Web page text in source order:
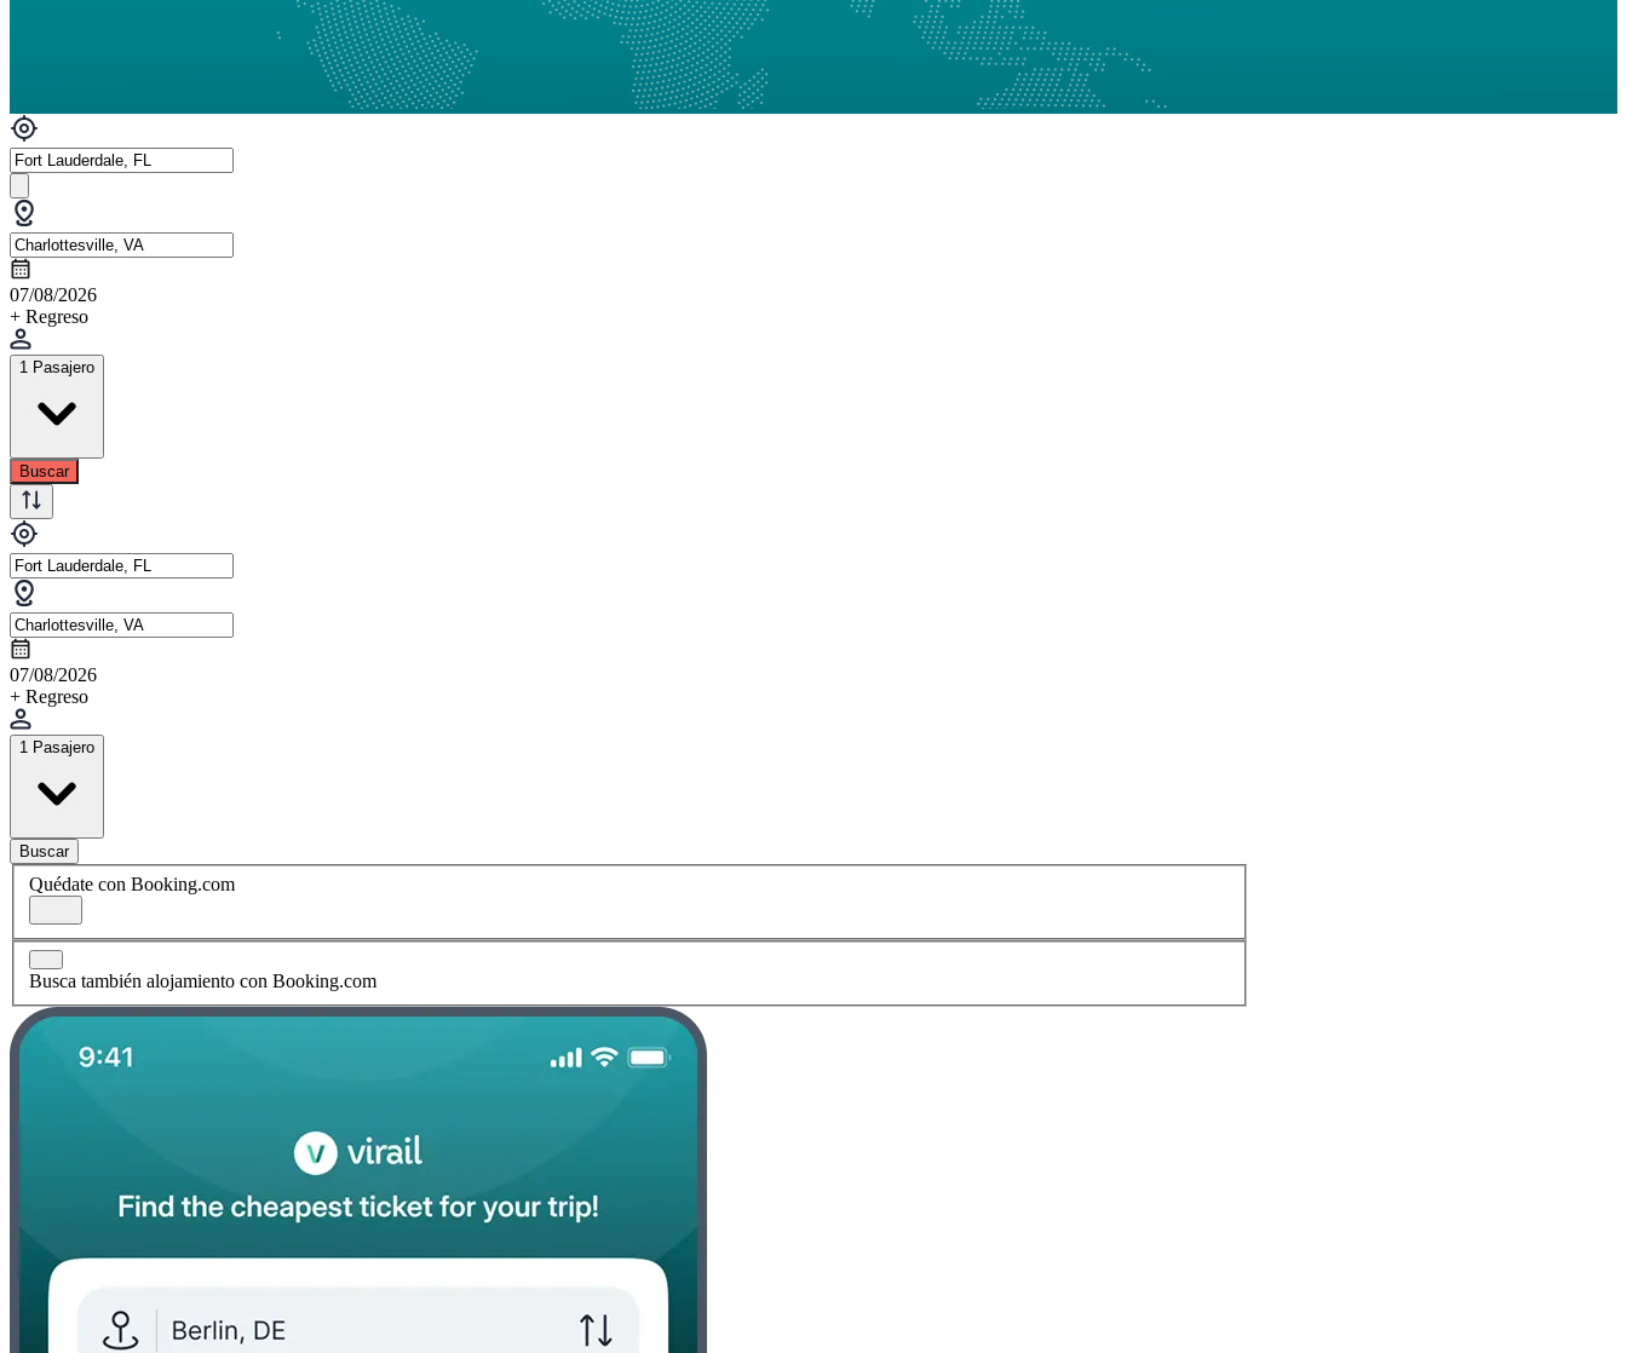
07/08/2026
+ Regreso
1 Pasajero
Buscar
07/08/2026
+ Regreso
1 Pasajero
Buscar
Quédate con Booking.com
Busca también alojamiento con Booking.com